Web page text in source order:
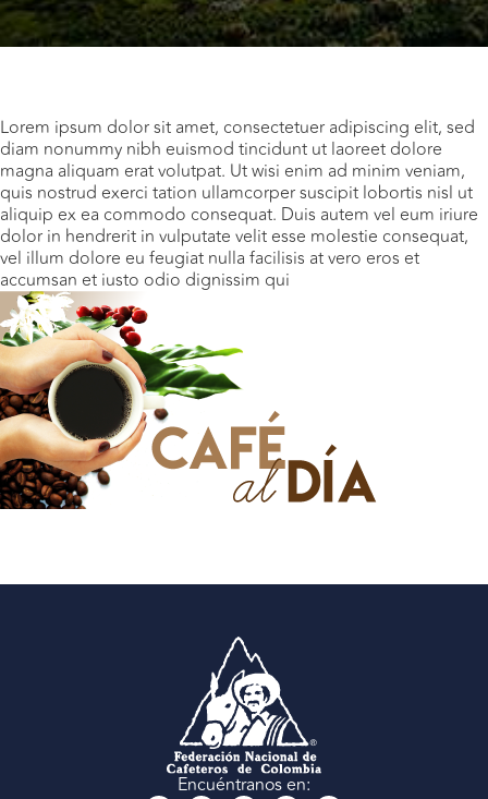
Lorem ipsum dolor sit amet, consectetuer adipiscing elit, sed
diam nonummy nibh euismod tincidunt ut laoreet dolore
magna aliquam erat volutpat. Ut wisi enim ad minim veniam,
quis nostrud exerci tation ullamcorper suscipit lobortis nisl ut
aliquip ex ea commodo consequat. Duis autem vel eum iriure
dolor in hendrerit in vulputate velit esse molestie consequat,
vel illum dolore eu feugiat nulla facilisis at vero eros et
accumsan et iusto odio dignissim qui
Encuéntranos en: